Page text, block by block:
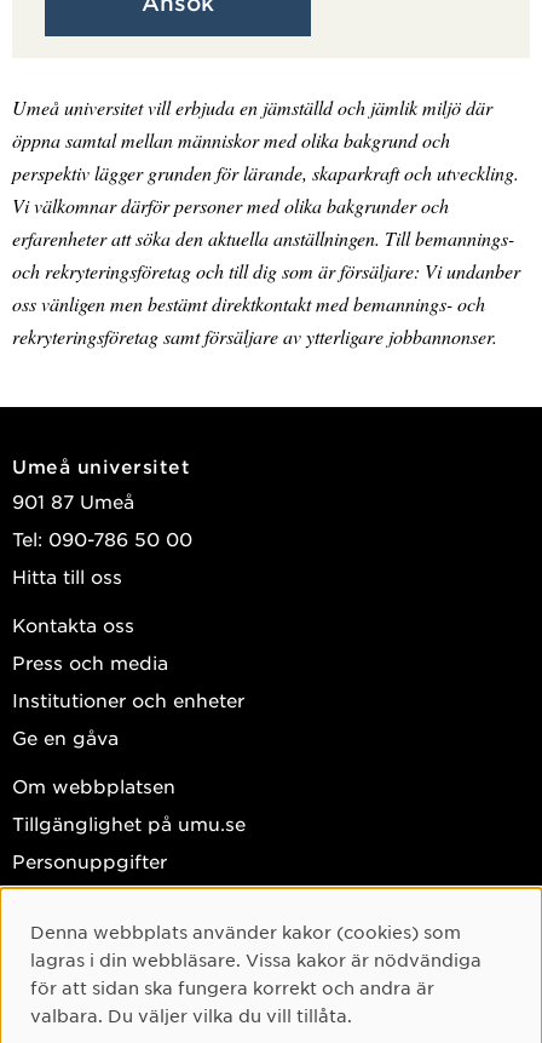
Umeå universitet vill erbjuda en jämställd och jämlik miljö där
öppna samtal mellan människor med olika bakgrund och
perspektiv lägger grunden för lärande, skaparkraft och utveckling.
Vi välkomnar därför personer med olika bakgrunder och
erfarenheter att söka den aktuella anställningen. Till bemannings-
och rekryteringsföretag och till dig som är försäljare: Vi undanber
oss vänligen men bestämt direktkontakt med bemannings- och
rekryteringsföretag samt försäljare av ytterligare jobbannonser.
Umeå universitet
901 87 Umeå
Tel: 090-786 50 00
Hitta till oss
Kontakta oss
Press och media
Institutioner och enheter
Ge en gåva
Om webbplatsen
Tillgänglighet på umu.se
Personuppgifter
Instagram
TikTok
Cookie-samtycke
Denna webbplats använder kakor (cookies) som
lagras i din webbläsare. Vissa kakor är nödvändiga
för att sidan ska fungera korrekt och andra är
valbara. Du väljer vilka du vill tillåta.